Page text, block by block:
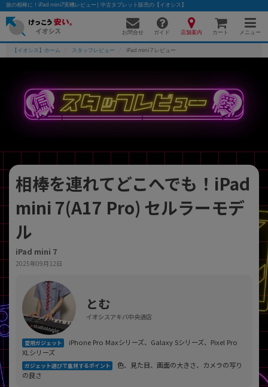
旅の相棒に！iPad mini7実機レビュー| 中古タブレット販売の【イオシス】
お問合せ ガイド 店舗案内 カート メニュー
【イオシス】ホーム スタッフレビュー iPad mini 7 レビュー
相棒を連れてどこへでも！iPad
mini 7(A17 Pro) セルラーモデ
ル
iPad mini 7
2025年09月12日
とむ
イオシスアキバ中央通店
愛用ガジェット iPhone Pro Maxシリーズ、Galaxy Sシリーズ、Pixel Pro
XLシリーズ
ガジェット選びで重視するポイント 色、見た目、画面の大きさ、カメラの写り
の良さ
かんたんパソコン検索に切り替える
除外ワード
人気の検索ワード：Let's noteEliteBookMacBook
カテゴリー
商品ジャンルの絞り込み
「スマートフォン」「タブレット」など
シリーズ
商品シリーズ名・ブランド名の絞り込み。
メーカー
製造、販売メーカーの絞り込み
「Apple」「SONY」「SHARP」など
機能・特徴
商品の搭載機能による絞り込み
「5G対応」「防水」「ワンセグ」など
ドライブ